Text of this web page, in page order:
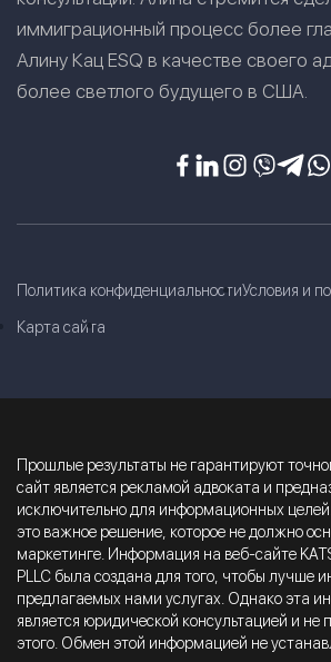
иммиграционный процесс более
Алину Кац ESQ в качестве своего
более светлого будущего в США.
Политика конфиденциальностиУсловия и
Карта сайта
Прошлые результаты не гарантируют
сайт является рекламой адвоката и
исключительно для информационных
это важное решение, которое не должно
маркетинге. Информация на веб-сайте
PLLC была создана для того, чтобы лучше
предлагаемых нами услугах. Однако эта
является юридической консультацией и не
этого. Обмен этой информацией не